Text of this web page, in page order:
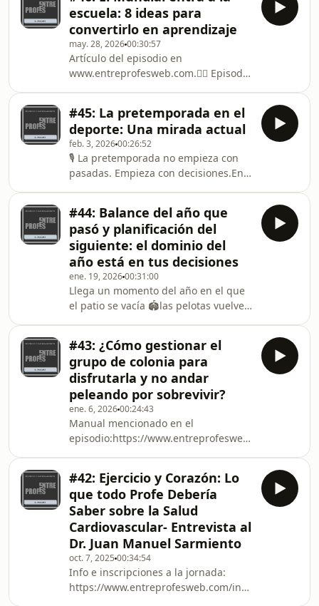
escuela: 8 ideas para
convertirlo en aprendizaje
may. 28, 202600:30:57
Artículo del episodio en
www.entreprofesweb.com.👉🏽 Episodio
Físicahttps://open.spotify.com/episode/
si=FPHiuNsGSQyr8sd9NRYZCg👉🏽
Episodio #7: Juegos con
competitividad ¿Positivos o negativos?
https://open.spotify.com/episode/
si=WT6BTM2lS5evk4_i5imUhQ
#45: La pretemporada en el
deporte: Una mirada actual
feb. 3, 202600:26:52
🎙️ La pretemporada no empieza con
pasadas. Empieza con decisiones.En
desde el Excel. Desde lo que pasa el
primer día cuando recibís al grupo,
hasta cómo sostenés la carga semana
a semana sin romper jugadores ni
procesos.Recorremos:Por qué el
primer entrenamiento ya define el
tipo de temporada que vas a
construir.Cómo armar las primeras se
#44: Balance del año que
pasó y planificación del
siguiente: el dominio del
año está en tus decisiones
ene. 19, 202600:31:00
Llega un momento del año en el que
el patio se vacía 🏟️las pelotas vuelven
factura 😮‍💨Se termina el año.Y con él,
no se termina solo el calendario
escolar.Se termina una forma de dar
clases.Una manera de pararse en el
patio como profe.Y ahí aparece la
pregunta que muchas veces evitamos
👇👉 ¿Qué año tuve como profe de
Educación Fí
#43: ¿Cómo gestionar el
grupo de colonia para
disfrutarla y no andar
peleando por sobrevivir?
ene. 6, 202600:24:43
Manual mencionado en el
episodio:https://www.entreprofesweb.com/
#42: Ejercicio y Corazón: Lo
que todo Profe Debería
Saber sobre la Salud
Cardiovascular- Entrevista al
Dr. Juan Manuel Sarmiento
oct. 7, 2025 00:34:54
Info e inscripciones a la jornada:
https://www.entreprofesweb.com/